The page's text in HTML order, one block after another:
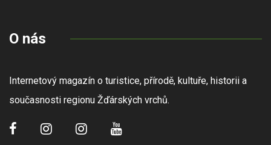
O nás
Internetový magazín o turistice, přírodě, kultuře, historii a
současnosti regionu Žďárských vrchů.